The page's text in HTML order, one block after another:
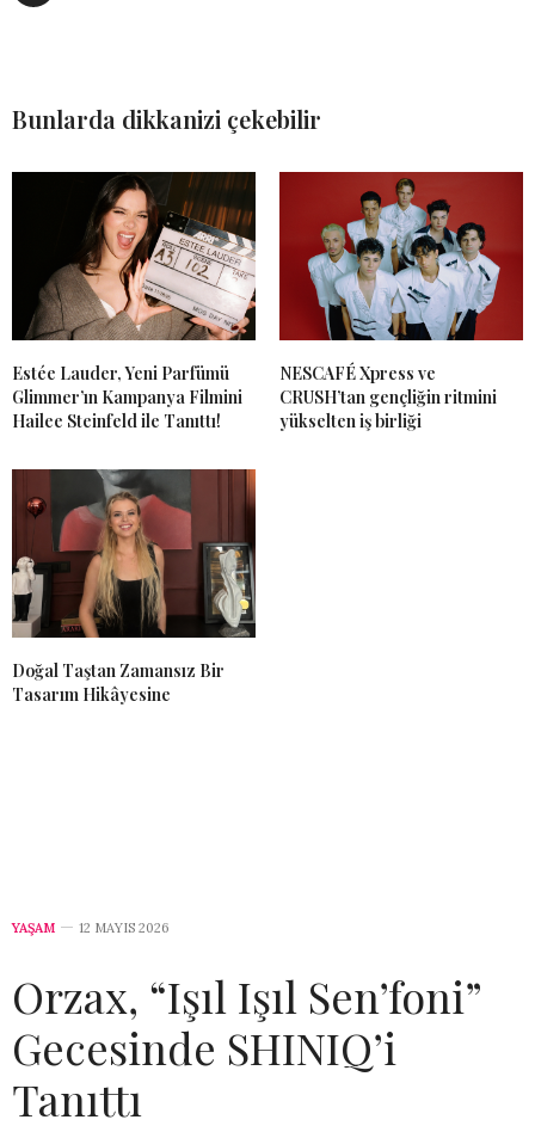
Bunlarda dikkanizi çekebilir
Estée Lauder, Yeni Parfümü
Glimmer’ın Kampanya Filmini
Hailee Steinfeld ile Tanıttı!
NESCAFÉ Xpress ve
CRUSH’tan gençliğin ritmini
yükselten iş birliği
Doğal Taştan Zamansız Bir
Tasarım Hikâyesine
YAŞAM 12 MAYIS 2026
Orzax, “Işıl Işıl Sen’foni”
Gecesinde SHINIQ’i
Tanıttı